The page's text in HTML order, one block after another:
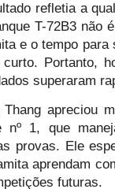
refletia a
T-72B3 não
e o tempo
Portanto,
superaram
apreciou
nº 1, que
provas. Ele
aprendam
futuras.